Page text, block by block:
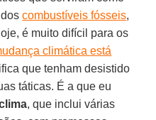
doscombustíveis fósseis,
é muito difícil para os
climática está
que tenham desistido
táticas. É a que eu
, que inclui várias